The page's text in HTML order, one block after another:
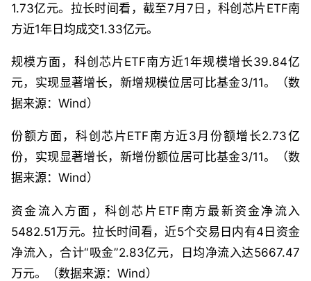
1.73亿元。拉长时间看，截至7月7日，科创芯片ETF南
方近1年日均成交1.33亿元。
规模方面，科创芯片ETF南方近1年规模增长39.84亿
元，实现显著增长，新增规模位居可比基金3/11。（数
据来源：Wind）
份额方面，科创芯片ETF南方近3月份额增长2.73亿
份，实现显著增长，新增份额位居可比基金3/11。（数
据来源：Wind）
资金流入方面，科创芯片ETF南方最新资金净流入
5482.51万元。拉长时间看，近5个交易日内有4日资金
净流入，合计“吸金”2.83亿元，日均净流入达5667.47
万元。（数据来源：Wind）